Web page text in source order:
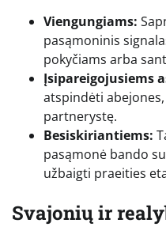
Viengungiams:
pasąmoninis
pokyčiams arba
Įsipareigojusiems
atspindėti
partnerystę.
Besiskiriantiems:
pasąmonė bando
užbaigti praeities
Svajonių ir